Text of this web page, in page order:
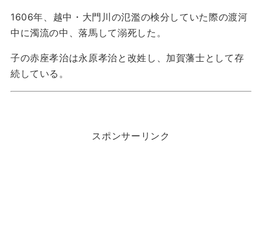
1606年、越中・大門川の氾濫の検分していた際の渡河
中に濁流の中、落馬して溺死した。
子の赤座孝治は永原孝治と改姓し、加賀藩士として存
続している。
スポンサーリンク